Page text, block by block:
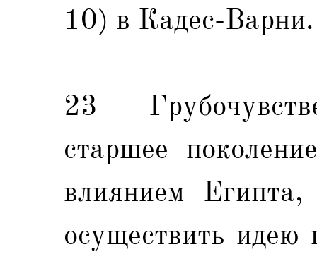
10) в Кадес-Варни.
23
старшее
влиянием Египта,
осуществить